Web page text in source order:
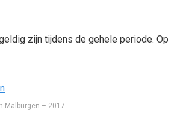
zijn tijdens de gehele periode. Op
Malburgen – 2017